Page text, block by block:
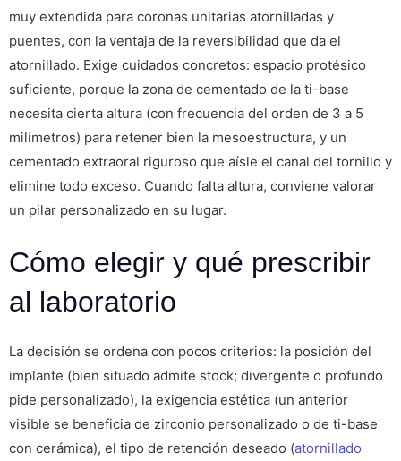
muy extendida para coronas unitarias atornilladas y
puentes, con la ventaja de la reversibilidad que da el
atornillado. Exige cuidados concretos: espacio protésico
suficiente, porque la zona de cementado de la ti-base
necesita cierta altura (con frecuencia del orden de 3 a 5
milímetros) para retener bien la mesoestructura, y un
cementado extraoral riguroso que aísle el canal del tornillo y
elimine todo exceso. Cuando falta altura, conviene valorar
un pilar personalizado en su lugar.
Cómo elegir y qué prescribir
al laboratorio
La decisión se ordena con pocos criterios: la posición del
implante (bien situado admite stock; divergente o profundo
pide personalizado), la exigencia estética (un anterior
visible se beneficia de zirconio personalizado o de ti-base
con cerámica), el tipo de retención deseado (atornillado